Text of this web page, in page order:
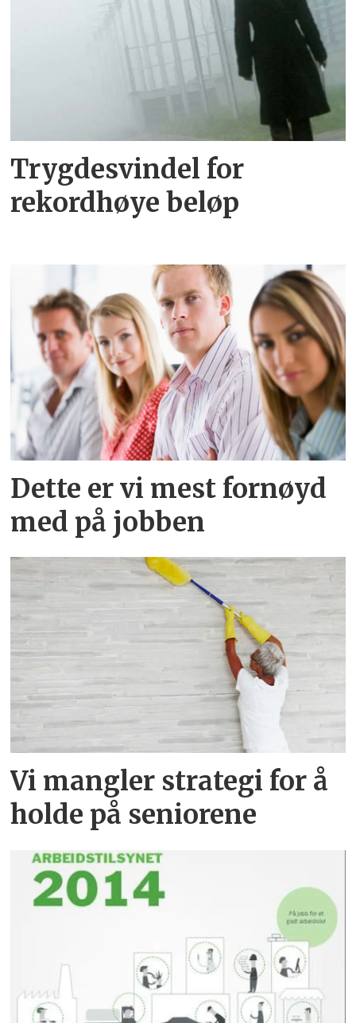
Trygdesvindel for
rekordhøye beløp
Dette er vi mest fornøyd
med på jobben
Vi mangler strategi for å
holde på seniorene